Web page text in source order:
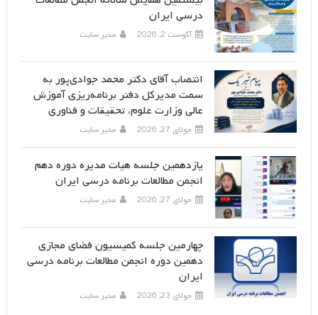
درسی ایران
آگوست 2, 2026 مدیر سایت
انتصاب آقای دکتر محمد جوادی‌پور به
سمت مدیرکل دفتر برنامه‌ریزی آموزش
عالی وزارت علوم، تحقیقات و فناوری
جولای 27, 2026 مدیر سایت
یازدهمین جلسه هیات مدیره دوره دهم
انجمن مطالعات برنامه درسی ایران
جولای 27, 2026 مدیر سایت
چهارمین جلسه کمیسیون فضای مجازی
دهمین دوره انجمن مطالعات برنامه درسی
ایران
جولای 23, 2026 مدیر سایت